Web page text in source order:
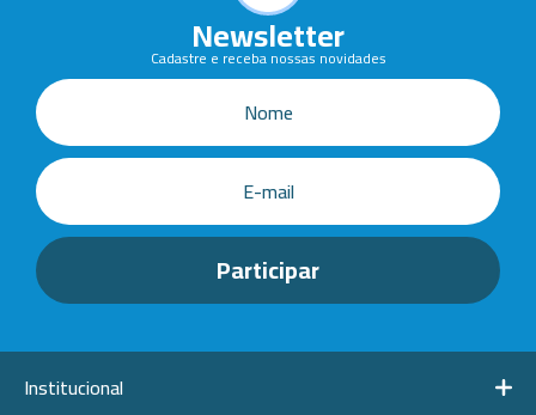
Newsletter
Cadastre e receba nossas novidades
Institucional